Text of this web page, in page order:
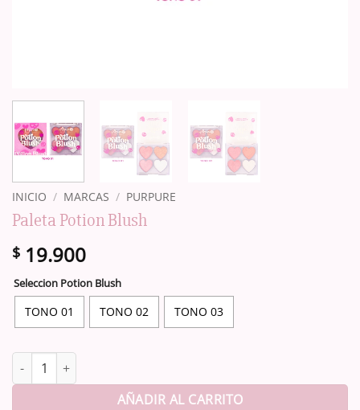
INICIO / MARCAS / PURPURE
Paleta Potion Blush
$ 19.900
Seleccion Potion Blush
TONO 01 TONO 02 TONO 03
Paleta Potion Blush cantidad
AÑADIR AL CARRITO